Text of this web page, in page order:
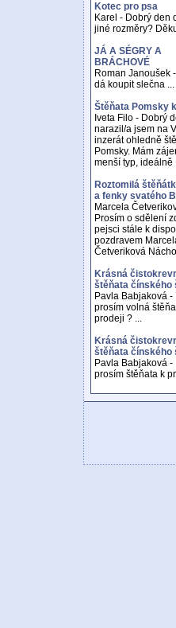
Kotec pro psa
Karel - Dobrý den
jiné rozměry?
JÁ A SÉGRY A
BRÁCHOVÉ
Roman Janoušek
dá koupit slečna ...
Štěňata Pomsky
Iveta Filo - Dobrý
narazil/a jsem na
inzerát ohledně
Pomsky. Mám
menší typ, ideálně
Roztomilá
a fenky svatého
Marcela
Prosím o sdělení
pejsci stále k
pozdravem
Četveriková
Krásná
štěňata čínského
Pavla Babjaková -
prosím volná
prodeji ? ...
Krásná
štěňata čínského
Pavla Babjaková -
prosím štěňata k